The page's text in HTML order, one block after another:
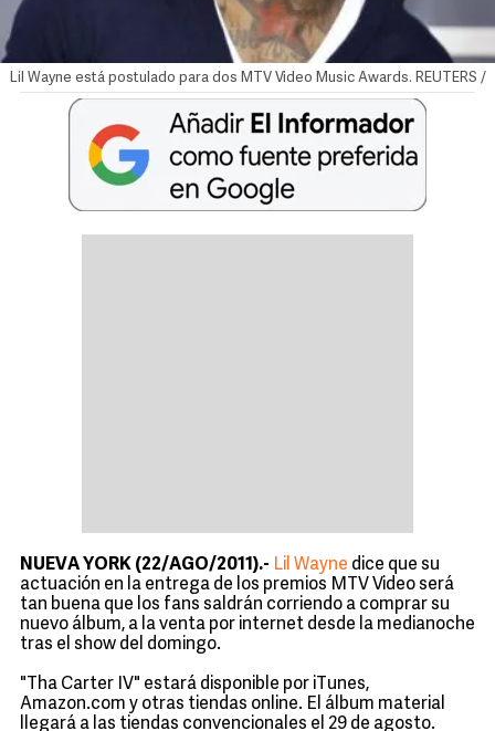
Lil Wayne está postulado para dos MTV Video Music Awards. REUTERS /
NUEVA YORK (22/AGO/2011).- Lil Wayne dice que su
actuación en la entrega de los premios MTV Video será
tan buena que los fans saldrán corriendo a comprar su
nuevo álbum, a la venta por internet desde la medianoche
tras el show del domingo.
"Tha Carter IV" estará disponible por iTunes,
Amazon.com y otras tiendas online. El álbum material
llegará a las tiendas convencionales el 29 de agosto.